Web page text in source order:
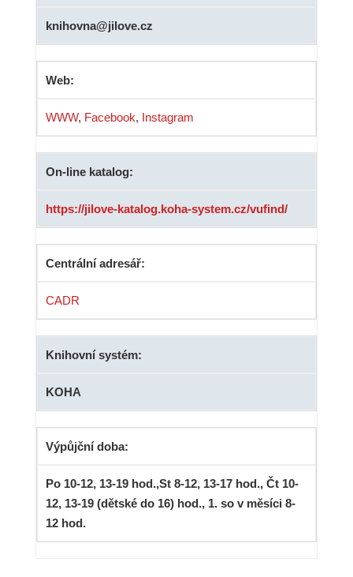
knihovna@jilove.cz
Web:
WWW, Facebook, Instagram
On-line katalog:
https://jilove-katalog.koha-system.cz/vufind/
Centrální adresář:
CADR
Knihovní systém:
KOHA
Výpůjční doba:
Po 10-12, 13-19 hod.,St 8-12, 13-17 hod., Čt 10-
12, 13-19 (dětské do 16) hod., 1. so v měsíci 8-
12 hod.